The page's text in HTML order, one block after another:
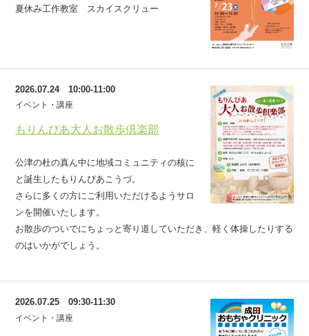
夏休み工作教室 スカイスクリュー
もりんぴあ大人お散歩倶楽部
2026.07.24 10:00-11:00
イベント・講座
公津の杜の真ん中に地域コミュニティの核に
と誕生したもりんぴあこうづ。
さらに多くの方にご利用いただけるようサロ
ンを開催いたします。
お散歩のついでにちょっと寄り道していただき、軽く体操したりする
のはいかがでしょう。
2026.07.25 09:30-11:30
イベント・講座